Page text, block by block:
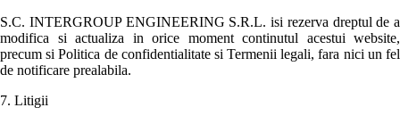
S.C. INTERGROUP ENGINEERING S.R.L. isi rezerva dreptul de a
modifica si actualiza in orice moment continutul acestui website,
precum si Politica de confidentialitate si Termenii legali, fara nici un fel
de notificare prealabila.
7. Litigii